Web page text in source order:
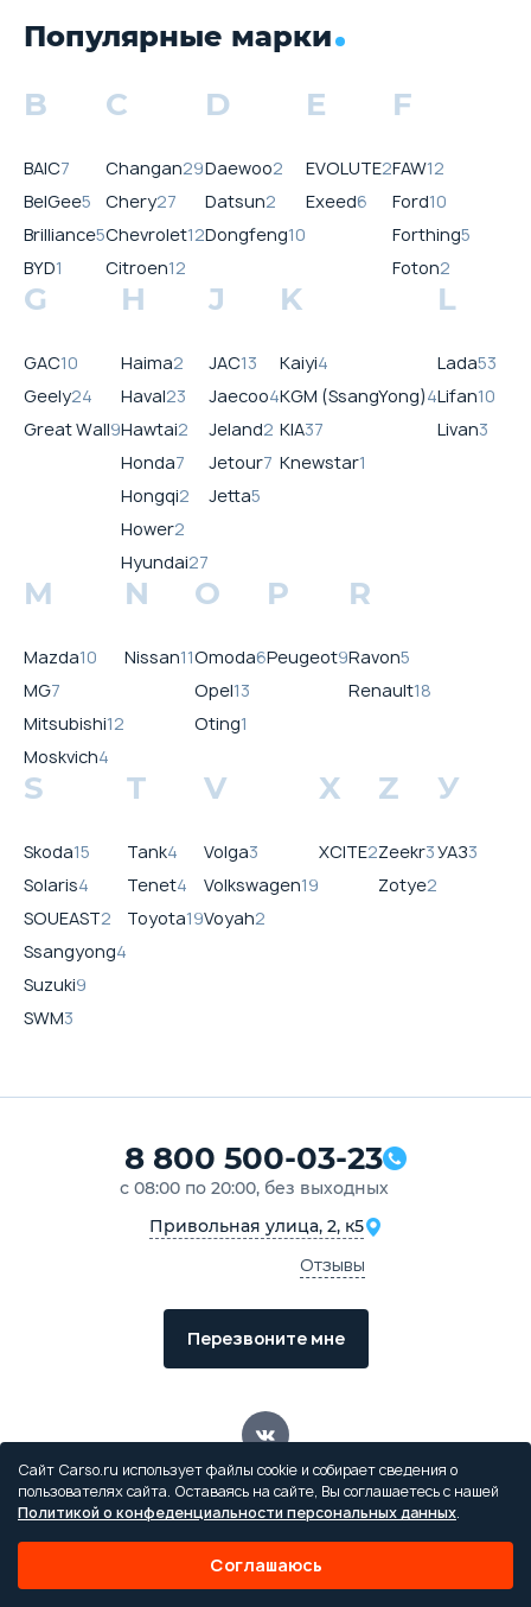
Популярные марки
B
BAIC7
BelGee5
Brilliance5
BYD1
C
Changan29
Chery27
Chevrolet12
Citroen12
D
Daewoo2
Datsun2
Dongfeng10
E
EVOLUTE2
Exeed6
F
FAW12
Ford10
Forthing5
Foton2
G
GAC10
Geely24
Great Wall9
H
Haima2
Haval23
Hawtai2
Honda7
Hongqi2
Hower2
Hyundai27
J
JAC13
Jaecoo4
Jeland2
Jetour7
Jetta5
K
Kaiyi4
KGM (SsangYong)4
KIA37
Knewstar1
L
Lada53
Lifan10
Livan3
M
Mazda10
MG7
Mitsubishi12
Moskvich4
N
Nissan11
O
Omoda6
Opel13
Oting1
P
Peugeot9
R
Ravon5
Renault18
S
Skoda15
Solaris4
SOUEAST2
Ssangyong4
Suzuki9
SWM3
T
Tank4
Tenet4
Toyota19
V
Volga3
Volkswagen19
Voyah2
X
XCITE2
Z
Zeekr3
Zotye2
У
УАЗ3
8 800 500-03-23
с 08:00 по 20:00, без выходных
Привольная улица, 2, к5
Отзывы
Перезвоните мне
Обращаем ваше внимание на то, что данный интернет-сайт
носит исключительно информационный характер и ни при
каких условиях не является публичной офертой,
Сайт Carso.ru использует файлы cookie и собирает сведения о
пользователях сайта. Оставаясь на сайте, Вы соглашаетесь с нашей
Политикой о конфеденциальности персональных данных.
Соглашаюсь